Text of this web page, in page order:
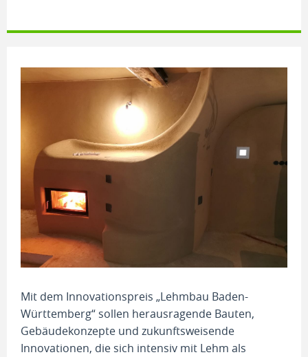
Mit dem Innovationspreis „Lehmbau Baden-
Württemberg“ sollen herausragende Bauten,
Gebäudekonzepte und zukunftsweisende
Innovationen, die sich intensiv mit Lehm als